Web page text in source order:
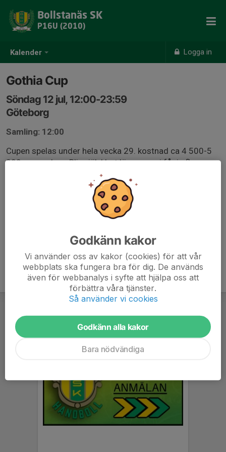
Kalender Logga in
Bollstanäs SK
P16U (2010)
Gothia Cup
Söndag 12 jul, 12:00-23:59
Göteborg
Samling: 12:00
Cupen spelas under hela vecka 29. kostnad ca 4 500-5
000 per spelare. Blir självklart lägre om vi får in fler
sponsorer eller skapar säljaktiviteter. Vi kommer
antagligen åka tåg till Göteborg gemensamt. Boende på
skola och måltider ingår. Tillkommande kostnad är
Godkänn kakor
Vi använder oss av kakor (cookies) för att vår
webbplats ska fungera bra för dig. De används
även för webbanalys i syfte att hjälpa oss att
förbättra våra tjänster.
Så använder vi cookies
Godkänn alla kakor
Bara nödvändiga